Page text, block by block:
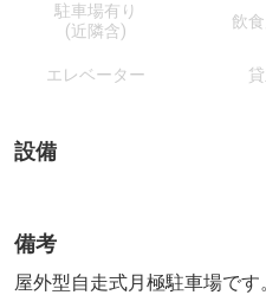
駐車場有り
(近隣含)
飲
エレベーター
設備
備考
屋外型自走式月極駐車場で